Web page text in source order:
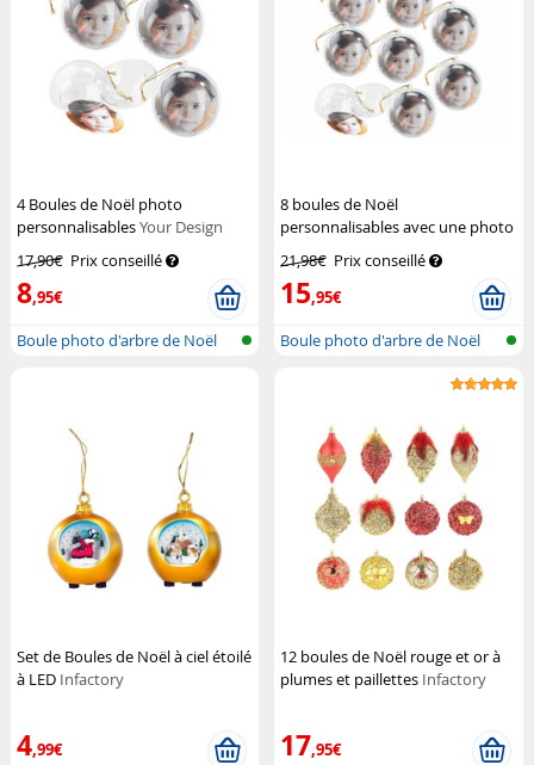
4 Boules de Noël photo
personnalisablesYour Design
17,90€ Prix conseillé
8,95€
Boule photo d'arbre de Noël
8 boules de Noël
personnalisables avec une photo
21,98€ Prix conseillé
15,95€
Boule photo d'arbre de Noël
Set de Boules de Noël à ciel étoilé
à LED Infactory
4,99€
12 boules de Noël rouge et or à
plumes et paillettes Infactory
17,95€